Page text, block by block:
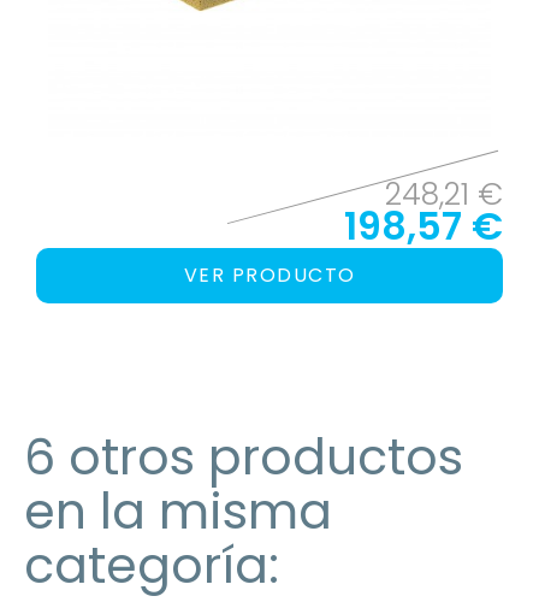
248,21 €
198,57 €
VER PRODUCTO
6 otros productos
en la misma
categoría: